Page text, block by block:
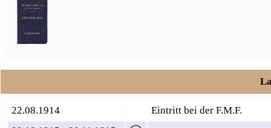
22.08.1914
Eintritt bei der F.M.F.